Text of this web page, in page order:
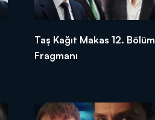
Taş Kağıt Makas 12. Bölüm
Fragmanı